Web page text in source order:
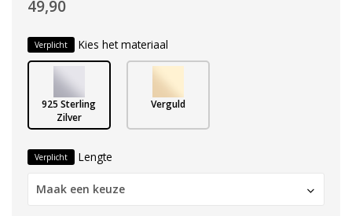
49,90
Verplicht Kies het materiaal
925 Sterling
Zilver
Verguld
Verplicht Lengte
Maak een keuze